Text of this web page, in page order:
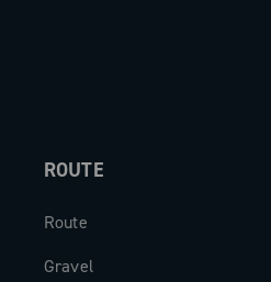
ROUTE
Route
Gravel